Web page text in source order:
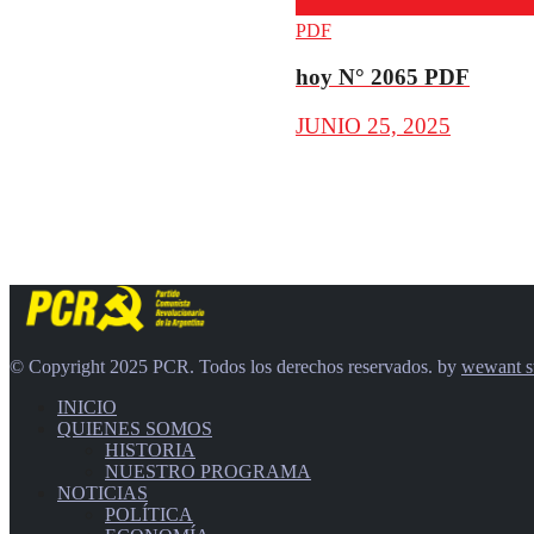
PDF
hoy N° 2065 PDF
JUNIO 25, 2025
© Copyright 2025 PCR. Todos los derechos reservados. by wewant
INICIO
QUIENES SOMOS
HISTORIA
NUESTRO PROGRAMA
NOTICIAS
POLÍTICA